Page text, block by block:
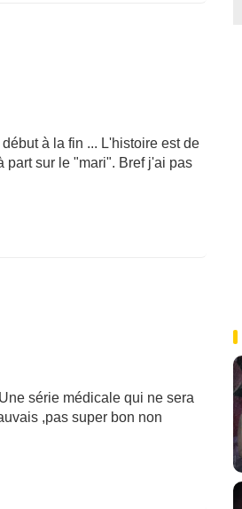
à la fin ... L'histoire est de
part sur le "mari". Bref j'ai pas
série médicale qui ne sera
,pas super bon non